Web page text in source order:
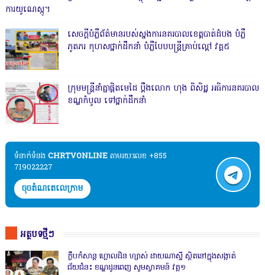
ការយូណេស្កូ។
សេចក្តីបំភ្លឺព័ត៌មានរបស់ស្នងការនគរបាលខេត្តបាត់ដំបង បំភ្លឺ
ភូតភរ កុហសថ្នាក់ដឹកនាំ បំភ្លឺបែបបន្ត្រីគ្រាប់ល្ពៅ វគ្គ៥
ក្រុមមន្ត្រីនាំគ្នាផ្ដិតមេដៃ ប្ដឹងលោក ហុង ពិសិដ្ឋ អធិការនគរបាល
ខណ្ឌកំបូល ទៅថ្នាក់ដឹកនាំ
ទំនាក់ទំនង​​ CHRTVONLINE តាមរយៈលេខ +855
719022227
ចុចតំណតេលេក្រាម
អត្ថបទថ្មីៗ
ក្លឹបកំសាន្ត ហ្គោលដិន ហ្សាស់ ដាយណាស្ទី ស្ថិតនៅក្នុងសង្កាត់
ជ័យជំនះ ខណ្ឌដូនពេញ សូមស្វាគមន៍ វគ្គ១